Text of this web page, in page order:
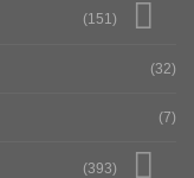
(151)
(32)
(7)
(393)